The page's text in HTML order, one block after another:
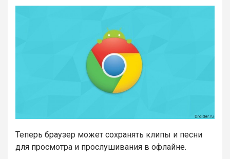
Теперь браузер может сохранять клипы и песни
для просмотра и прослушивания в офлайне.